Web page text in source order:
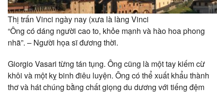
Thị trấn Vinci ngày nay (xưa là làng Vinci
“Ông có dáng người cao to, khỏe mạnh và hào hoa phong
nhã”. – Người họa sĩ đương thời.
Giorgio Vasari từng tán tụng. Ông cũng là một tay kiếm cừ
khôi và một kỵ binh điêu luyện. Ông có thể xuất khẩu thành
thơ và hát chúng bằng chất giọng du dương với tiếng đệm